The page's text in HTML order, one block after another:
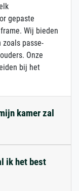
gepaste
Wij bieden
passe-
Onze
bij het
kamer zal
ik het best